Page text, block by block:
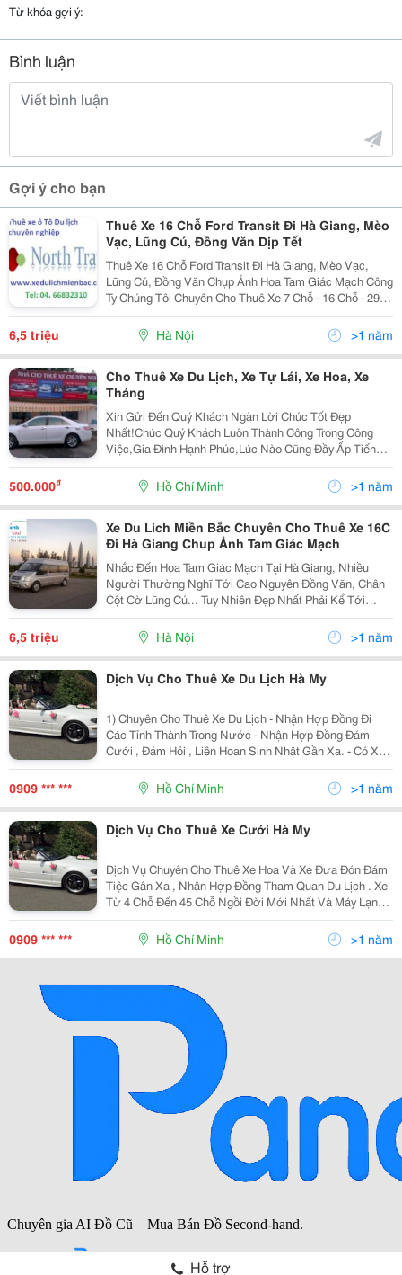
Từ khóa gợi ý:
Bình luận
Gợi ý cho bạn
Thuê Xe 16 Chỗ Ford Transit Đi Hà Giang, Mèo
Vạc, Lũng Cú, Đồng Văn Dịp Tết
Thuê Xe 16 Chỗ Ford Transit Đi Hà Giang, Mèo Vạc,
Lũng Cú, Đồng Văn Chụp Ảnh Hoa Tam Giác Mạch Công
Ty Chúng Tôi Chuyên Cho Thuê Xe 7 Chỗ - 16 Chỗ - 29
Chỗ - 35 Chỗ - 45 Chỗ Đời Mới, Lái Xe Chuyên Nghiệp
Chắc Chắn Sẽ Đáp Ứng Mọi Nhu Cầu Thuê Xe Củ
6,5 triệu Hà Nội >1 năm
Cho Thuê Xe Du Lịch, Xe Tự Lái, Xe Hoa, Xe
Tháng
Xin Gửi Đến Quý Khách Ngàn Lời Chúc Tốt Đẹp
Nhất!Chúc Quý Khách Luôn Thành Công Trong Công
Việc,Gia Đình Hạnh Phúc,Lúc Nào Cũng Đầy Ấp Tiếng
Cười!Chúc Kinh Tế Gia Đình Ngày Càng Khấm Khá Để
Quý Khách Được Thỏa Niềm Đam Mê Đi Chu Du Bốn
Bể Bên Cạnh Nh
500.000₫ Hồ Chí Minh >1 năm
Xe Du Lich Miền Bắc Chuyên Cho Thuê Xe 16C
Đi Hà Giang Chup Ảnh Tam Giác Mạch
Nhắc Đến Hoa Tam Giác Mạch Tại Hà Giang, Nhiều
Người Thường Nghĩ Tới Cao Nguyên Đồng Văn, Chân
Cột Cờ Lũng Cú... Tuy Nhiên Đẹp Nhất Phải Kể Tới
Huyện Xí Mần. Huyện Xí Mần Nằm Ở Phía Tây Bắc Của
Hà Giang. Phía Bắc Giáp Trung Quốc, Phía Tây Giáp
6,5 triệu Hà Nội >1 năm
Dịch Vụ Cho Thuê Xe Du Lịch Hà My
1) Chuyên Cho Thuê Xe Du Lịch - Nhận Hợp Đồng Đi
Các Tỉnh Thành Trong Nước - Nhận Hợp Đồng Đám
Cưới , Đám Hỏi , Liên Hoan Sinh Nhật Gần Xa. - Có Xe
Hoa Đời Mới - Nhận Đưa Đón Sân Bay - Hợp Đồng Công
Ty Dài Hạn Va Ngắn Hạn - Tài Xế Nhiệt Tình Vui Vẻ ,
0909 *** *** Hồ Chí Minh >1 năm
Dịch Vụ Cho Thuê Xe Cưới Hà My
Dịch Vụ Chuyên Cho Thuê Xe Hoa Và Xe Đưa Đón Đám
Tiệc Gân Xa , Nhận Hợp Đồng Tham Quan Du Lịch . Xe
Từ 4 Chỗ Đến 45 Chỗ Ngồi Đời Mới Nhất Và Máy Lạnh .
Vv..... Đê Biết Thêm Nhiều Hình Thức Khác Xin Vui
Lòng Tell : 0909173458 Gặp A Đức Hoặc 0909682458
0909 *** *** Hồ Chí Minh >1 năm
Hỗ trợ